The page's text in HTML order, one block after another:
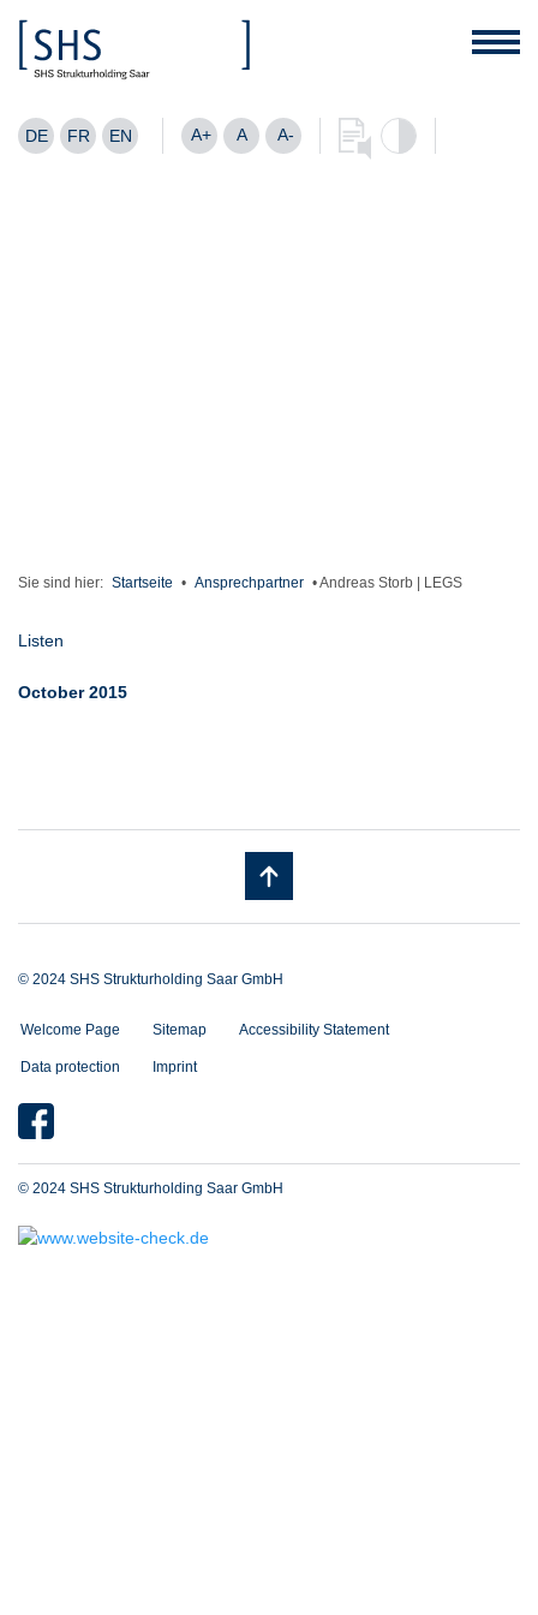
DE FR EN A+ A A-
Sie sind hier: Startseite • Ansprechpartner •Andreas Storb | LEGS
Listen
October 2015
© 2024 SHS Strukturholding Saar GmbH
Welcome Page Sitemap Accessibility Statement
Data protection Imprint
© 2024 SHS Strukturholding Saar GmbH